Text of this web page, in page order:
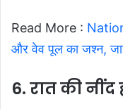
Read More :
और वेव पूल का जश्न,
6. रात की नींद